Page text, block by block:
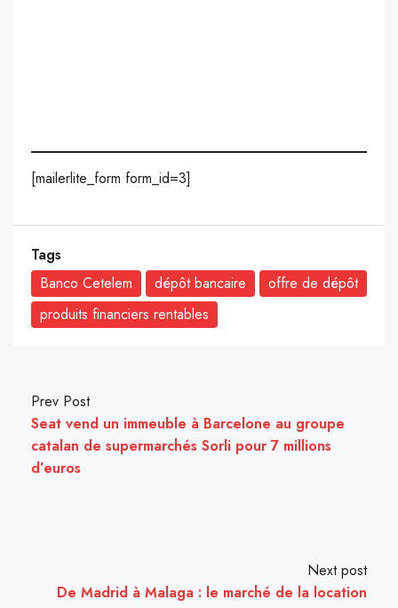
[mailerlite_form form_id=3]
Tags
Banco Cetelem
dépôt bancaire
offre de dépôt
produits financiers rentables
Prev Post
Seat vend un immeuble à Barcelone au groupe
catalan de supermarchés Sorli pour 7 millions
d’euros
Next post
De Madrid à Malaga : le marché de la location